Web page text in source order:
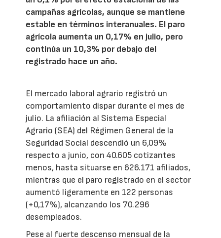
campañas agrícolas, aunque se mantiene
estable en términos interanuales. El paro
agrícola aumenta un 0,17% en julio, pero
continúa un 10,3% por debajo del
registrado hace un año.
El mercado laboral agrario registró un
comportamiento dispar durante el mes de
julio. La afiliación al Sistema Especial
Agrario (SEA) del Régimen General de la
Seguridad Social descendió un 6,09%
respecto a junio, con 40.605 cotizantes
menos, hasta situarse en 626.171 afiliados,
mientras que el paro registrado en el sector
aumentó ligeramente en 122 personas
(+0,17%), alcanzando los 70.296
desempleados.
Pese al fuerte descenso mensual de la